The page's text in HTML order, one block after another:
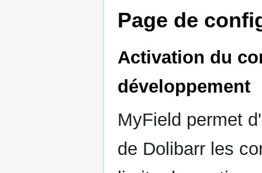
Page de
Activation du
développement
MyField permet
de Dolibarr les